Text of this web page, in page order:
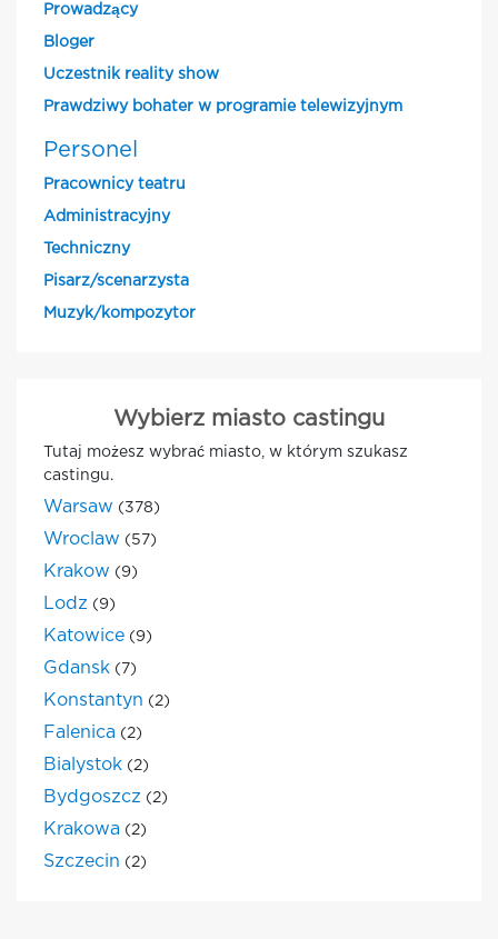
Prowadzący
Bloger
Uczestnik reality show
Prawdziwy bohater w programie telewizyjnym
Personel
Pracownicy teatru
Administracyjny
Techniczny
Pisarz/scenarzysta
Muzyk/kompozytor
Wybierz miasto castingu
Tutaj możesz wybrać miasto, w którym szukasz
castingu.
Warsaw (378)
Wroclaw (57)
Krakow (9)
Lodz (9)
Katowice (9)
Gdansk (7)
Konstantyn (2)
Falenica (2)
Bialystok (2)
Bydgoszcz (2)
Krakowa (2)
Szczecin (2)